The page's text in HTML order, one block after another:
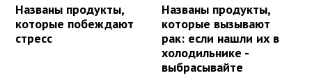
Названы продукты,
которые побеждают
стресс
Названы продукты,
которые вызывают
рак: если нашли их в
холодильнике -
выбрасывайте